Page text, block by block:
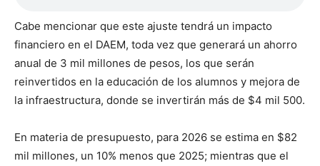
Cabe mencionar que este ajuste tendrá un impacto
financiero en el DAEM, toda vez que generará un ahorro
anual de 3 mil millones de pesos, los que serán
reinvertidos en la educación de los alumnos y mejora de
la infraestructura, donde se invertirán más de $4 mil 500.
En materia de presupuesto, para 2026 se estima en $82
mil millones, un 10% menos que 2025; mientras que el